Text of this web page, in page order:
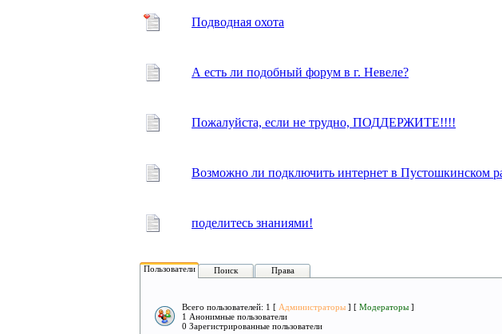
Подводная охота
А есть ли подобный форум в г. Невеле?
Пожалуйста, если не трудно, ПОДДЕРЖИТЕ!!!!
Возможно ли подключить интернет в Пустошкинском
поделитесь знаниями!
Пользователи Поиск Права
Всего пользователей: 1 [ Администраторы ] [ Модераторы ]
1 Анонимные пользователи
0 Зарегистрированные пользователи